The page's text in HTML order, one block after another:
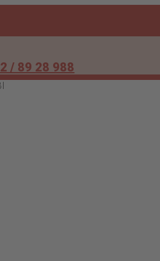
/ 89 28 988